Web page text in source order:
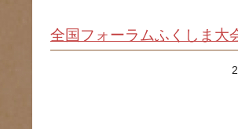
全国フォーラムふくしま大